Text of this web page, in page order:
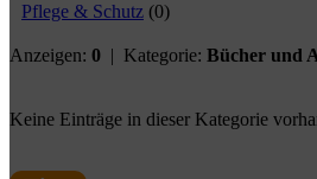
Pflege & Schutz (0)
Anzeigen: 0 | Kategorie: Bücher und
Keine Einträge in dieser Kategorie